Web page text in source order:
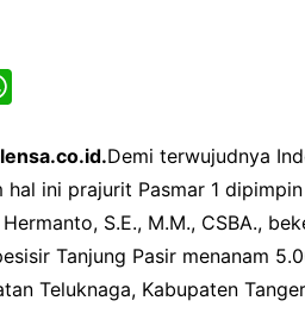
a
t
s
A
p
Demi terwujudnya
hal ini prajurit Pasmar 1
S.E., M.M., CSBA.,
Tanjung Pasir menanam
Teluknaga, Kabupaten